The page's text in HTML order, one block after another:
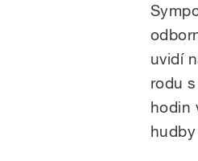
uvidí
rodu
hodin